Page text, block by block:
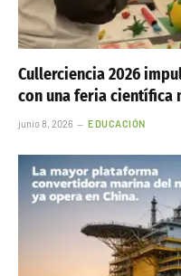
Cullerciencia 2026
con una feria científica
junio 8, 2026 EDUCACIÓN